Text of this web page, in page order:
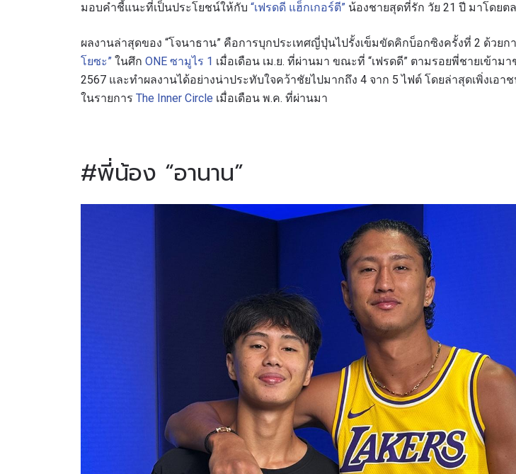
มอบคำชี้แนะที่เป็นประโยชน์ให้กับ “เฟรดดี แฮ็กเกอร์ตี” น้องชายสุดที่รัก วัย 21 ปี มาโดยต
ผลงานล่าสุดของ “โจนาธาน” คือการบุกประเทศญี่ปุ่นไปรั้งเข็มขัดคิกบ็อกซิงครั้งที่ 2 ด้วยก
โยซะ” ในศึก ONE ซามูไร 1 เมื่อเดือน เม.ย. ที่ผ่านมา ขณะที่ “เฟรดดี” ตามรอยพี่ชายเข้ามา
2567 และทำผลงานได้อย่างน่าประทับใจคว้าชัยไปมากถึง 4 จาก 5 ไฟต์ โดยล่าสุดเพิ่งเอาช
ในรายการ The Inner Circle เมื่อเดือน พ.ค. ที่ผ่านมา
#พี่น้อง “อานาน”
อีเวนต์
ดูไฮไลต์การแข่งขัน
สมัครเพื่อไม่พลาดข่าวเด็ด
ชื่อ
การส่งแบบฟอร์มนี้ถือว่าท่านให้ความยินยอมใ
เผยข้อมูลของท่านภายใต้นโยบายความเป็นส่ว
การสมัครรับข่าวสารได้ต